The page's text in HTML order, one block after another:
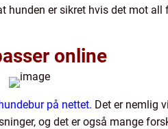
hunden er sikret hvis det mot
online
på nettet. Det er nemlig
og det er også mange